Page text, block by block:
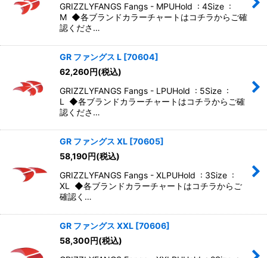
GRIZZLYFANGS Fangs - MPUHold : 4Size :
M ◆各ブランドカラーチャートはコチラからご確
認くださ…
GR ファングス L [70604]
62,260円(税込)
GRIZZLYFANGS Fangs - LPUHold : 5Size :
L ◆各ブランドカラーチャートはコチラからご確
認くださ…
GR ファングス XL [70605]
58,190円(税込)
GRIZZLYFANGS Fangs - XLPUHold : 3Size :
XL ◆各ブランドカラーチャートはコチラからご
確認く…
GR ファングス XXL [70606]
58,300円(税込)